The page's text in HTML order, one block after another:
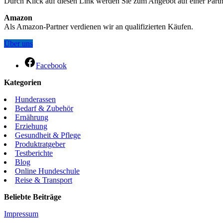
Amazon
Als Amazon-Partner verdienen wir an qualifizierten Käufen.
Über uns
Facebook
Kategorien
Hunderassen
Bedarf & Zubehör
Ernährung
Erziehung
Gesundheit & Pflege
Produktratgeber
Testberichte
Blog
Online Hundeschule
Reise & Transport
Beliebte Beiträge
Impressum